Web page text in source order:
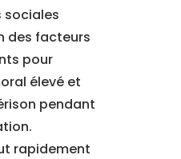
sociales
des facteurs
pour
élevé et
pendant
rapidement